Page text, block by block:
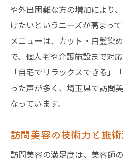
や外出困難な方の増加により
けたいというニーズが高まっ
メニューは、カット・白髪染
で、個人宅や介護施設まで対
「自宅でリラックスできる」
った声が多く、埼玉県で訪問
なっています。
訪問美容の技術力と施
訪問美容の満足度は、美容師